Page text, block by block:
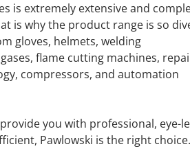
is extremely extensive and
is why the product range is so
gloves, helmets, welding
flame cutting machines,
compressors, and automation
you with professional, eye-
Pawlowski is the right choice.